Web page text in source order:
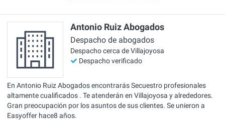
Antonio Ruiz Abogados
Despacho de abogados
Despacho cerca de Villajoyosa
Despacho verificado
En Antonio Ruiz Abogados encontrarás Secuestro profesionales
altamente cualificados . Te atenderán en Villajoyosa y alrededores.
Gran preocupación por los asuntos de sus clientes. Se unieron a
Easyoffer hace8 años.